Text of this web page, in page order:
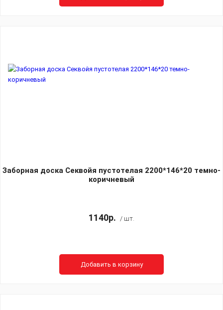
Заборная доска Секвойя пустотелая 2200*146*20 темно-
коричневый
1140р. / шт.
Добавить в корзину